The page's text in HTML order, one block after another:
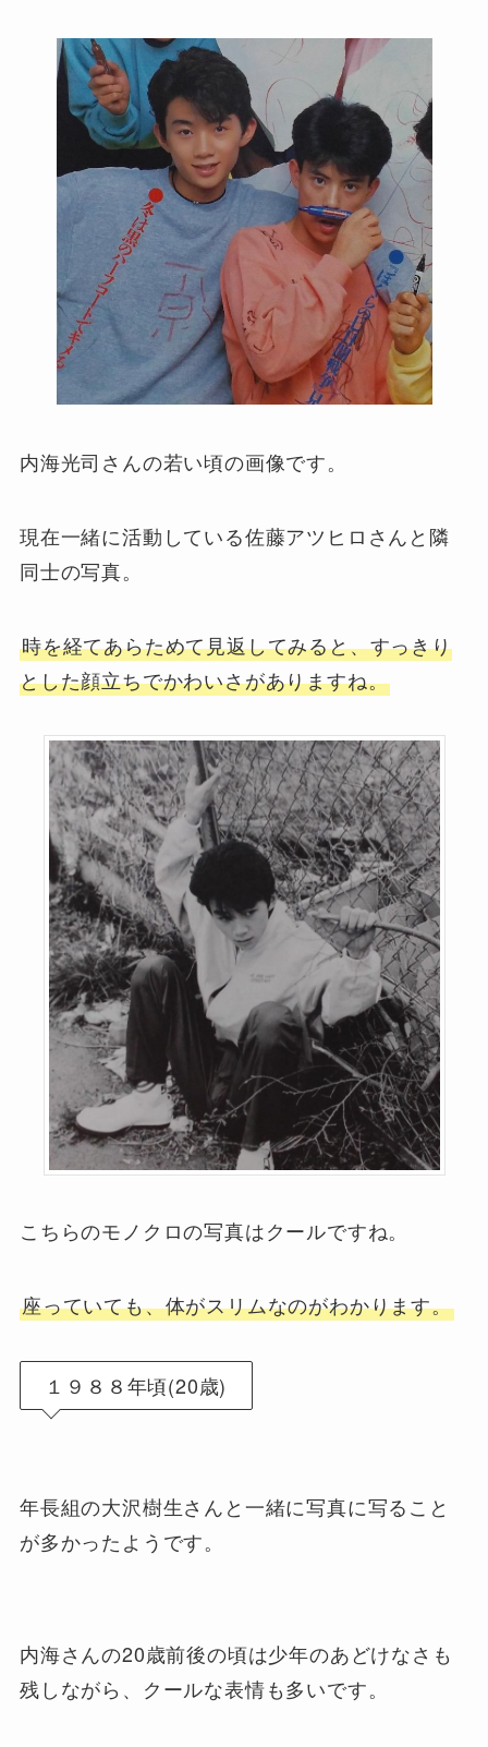
内海光司さんの若い頃の画像です。
現在一緒に活動している佐藤アツヒロさんと隣
同士の写真。
時を経てあらためて見返してみると、すっきり
とした顔立ちでかわいさがありますね。
こちらのモノクロの写真はクールですね。
座っていても、体がスリムなのがわかります。
１９８８年頃(20歳)
年長組の大沢樹生さんと一緒に写真に写ること
が多かったようです。
内海さんの20歳前後の頃は少年のあどけなさも
残しながら、クールな表情も多いです。